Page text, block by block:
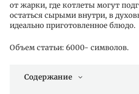
от жарки, где котлеты могут
остаться сырыми внутри, в
идеально приготовленное блюдо.
Объем статьи: 6000- символов.
Содержание